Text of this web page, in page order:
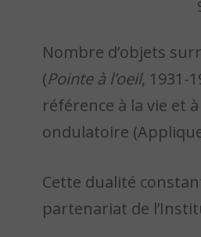
Nombre d’objets
(Pointe à l’oeil, 1931-
référence à la vie et
ondulatoire
Cette dualité
partenariat de